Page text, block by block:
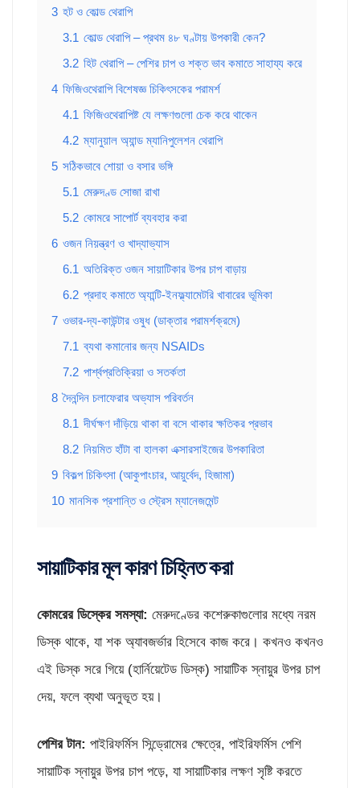
3 হট ও কোল্ড থেরাপি
3.1 কোল্ড থেরাপি – প্রথম ৪৮ ঘণ্টায় উপকারী কেন?
3.2 হিট থেরাপি – পেশির চাপ ও শক্ত ভাব কমাতে সাহায্য করে
4 ফিজিওথেরাপি বিশেষজ্ঞ চিকিৎসকের পরামর্শ
4.1 ফিজিওথেরাপিষ্ট যে লক্ষণগুলো চেক করে থাকেন
4.2 ম্যানুয়াল অ্যান্ড ম্যানিপুলেশন থেরাপি
5 সঠিকভাবে শোয়া ও বসার ভঙ্গি
5.1 মেরুদণ্ড সোজা রাখা
5.2 কোমরে সাপোর্ট ব্যবহার করা
6 ওজন নিয়ন্ত্রণ ও খাদ্যাভ্যাস
6.1 অতিরিক্ত ওজন সায়াটিকার উপর চাপ বাড়ায়
6.2 প্রদাহ কমাতে অ্যান্টি-ইনফ্ল্যামেটরি খাবারের ভূমিকা
7 ওভার-দ্য-কাউন্টার ওষুধ (ডাক্তার পরামর্শক্রমে)
7.1 ব্যথা কমানোর জন্য NSAIDs
7.2 পার্শ্বপ্রতিক্রিয়া ও সতর্কতা
8 দৈনন্দিন চলাফেরার অভ্যাস পরিবর্তন
8.1 দীর্ঘক্ষণ দাঁড়িয়ে থাকা বা বসে থাকার ক্ষতিকর প্রভাব
8.2 নিয়মিত হাঁটা বা হালকা এক্সারসাইজের উপকারিতা
9 বিকল্প চিকিৎসা (আকুপাংচার, আয়ুর্বেদ, হিজামা)
10 মানসিক প্রশান্তি ও স্ট্রেস ম্যানেজমেন্ট
সায়াটিকার মূল কারণ চিহ্নিত করা
কোমরের ডিস্কের সমস্যা: মেরুদণ্ডের কশেরুকাগুলোর মধ্যে নরম
ডিস্ক থাকে, যা শক অ্যাবজর্ভার হিসেবে কাজ করে। কখনও কখনও
এই ডিস্ক সরে গিয়ে (হার্নিয়েটেড ডিস্ক) সায়াটিক স্নায়ুর উপর চাপ
দেয়, ফলে ব্যথা অনুভূত হয়।
পেশির টান: পাইরিফর্মিস সিন্ড্রোমের ক্ষেত্রে, পাইরিফর্মিস পেশি
সায়াটিক স্নায়ুর উপর চাপ পড়ে, যা সায়াটিকার লক্ষণ সৃষ্টি করতে